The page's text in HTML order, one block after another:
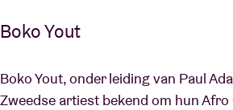
Boko Yout
Boko Yout, onder leiding van Paul
Zweedse artiest bekend om hun Afro